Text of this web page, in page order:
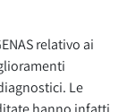
relativo ai
Le